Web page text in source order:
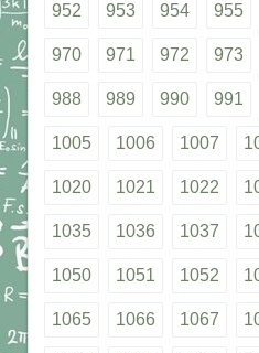
952 953 954 955
970 971 972 973
988 989 990 991
1005 1006 1007
1020 1021 1022
1035 1036 1037
1050 1051 1052
1065 1066 1067